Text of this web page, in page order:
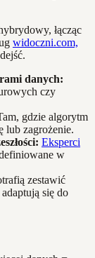
łącząc
widoczni.com,
danych:
czy
gdzie algorytm
lub zagrożenie.
Eksperci
w
zestawić
się do